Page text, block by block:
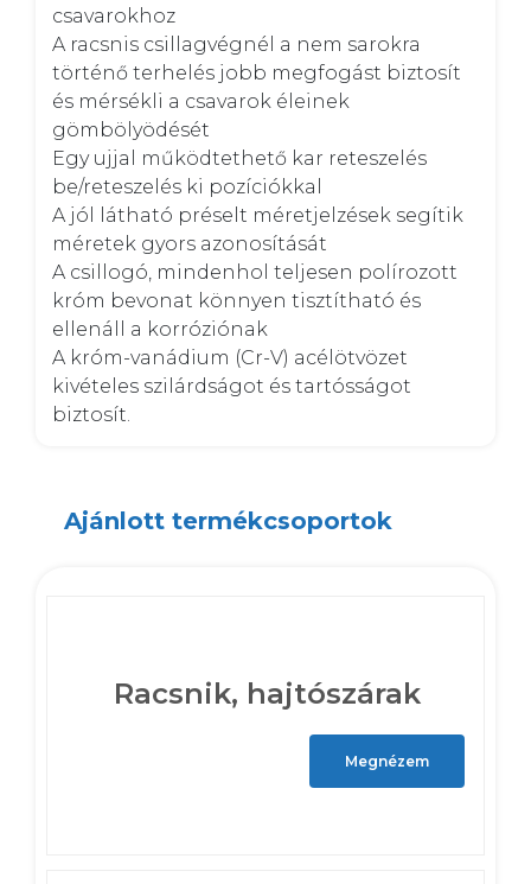
csavarokhoz
A racsnis csillagvégnél a nem sarokra
történő terhelés jobb megfogást biztosít
és mérsékli a csavarok éleinek
gömbölyödését
Egy ujjal működtethető kar reteszelés
be/reteszelés ki pozíciókkal
A jól látható préselt méretjelzések segítik
méretek gyors azonosítását
A csillogó, mindenhol teljesen polírozott
króm bevonat könnyen tisztítható és
ellenáll a korróziónak
A króm-vanádium (Cr-V) acélötvözet
kivételes szilárdságot és tartósságot
biztosít.
Ajánlott termékcsoportok
Racsnik, hajtószárak
Megnézem